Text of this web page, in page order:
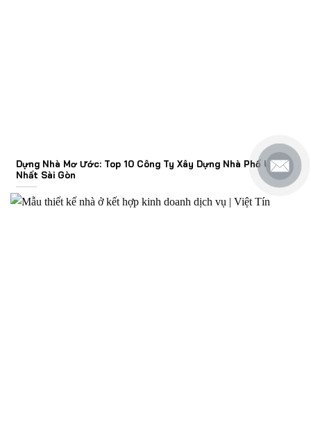
Dựng Nhà Mơ Ước: Top 10 Công Ty Xây Dựng Nhà Phố Uy Tín
Nhất Sài Gòn